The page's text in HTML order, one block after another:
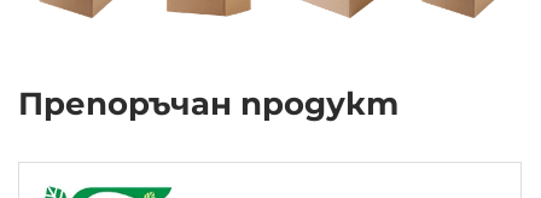
Препоръчан продукт